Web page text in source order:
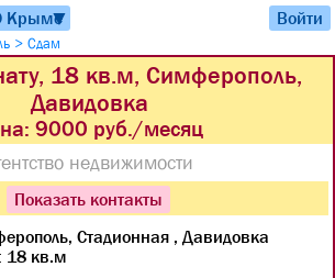
Крыме
▼ Войти
> Сдам
18 кв.м, Симферополь,
Давидовка
9000 руб./месяц
недвижимости
Показать контакты
Стадионная , Давидовка
18 кв.м